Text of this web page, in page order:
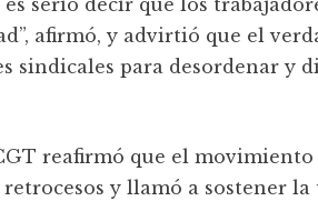
serio decir que los
afirmó, y advirtió que el
sindicales para desordenar y
reafirmó que el
y llamó a sostener